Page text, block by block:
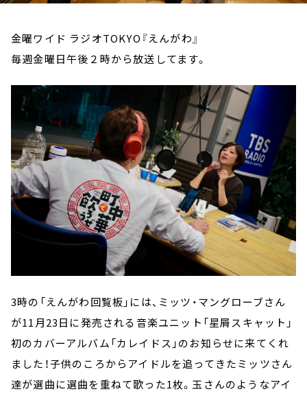
金曜ワイド ラジオTOKYO『えんがわ』
毎週金曜日午後２時から放送してます。
3時の「えんがわ回覧板」には、ミッツ・マングローブさん
が11月23日に発売される音楽ユニット「星屑スキャット」
初のカバーアルバム「カレイドス」のお知らせに来てくれ
ました！子供のころからアイドルを追ってきたミッツさん
達が選曲に選曲を重ねて歌った1枚。玉さんのようなアイ